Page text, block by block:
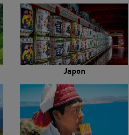
Japon